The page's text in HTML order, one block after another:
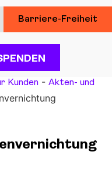
Barriere-Freiheit
Kunden - Akten- und